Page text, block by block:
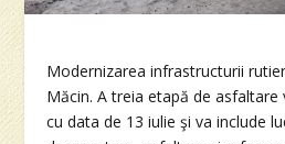
Modernizarea infrastructurii
Măcin. A treia etapă de asfaltare
cu data de 13 iulie şi va include